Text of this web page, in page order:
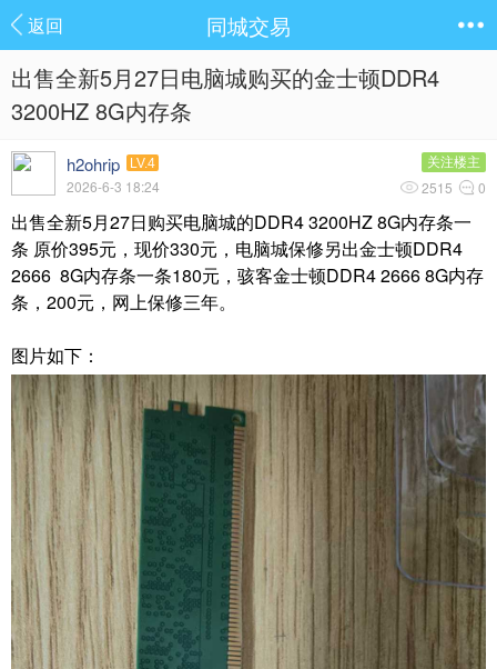
返回 同城交易
出售全新5月27日电脑城购买的金士顿DDR4
3200HZ 8G内存条
h2ohrip LV.4
2026-6-3 18:24
关注楼主
2515 0
出售全新5月27日购买电脑城的DDR4 3200HZ 8G内存条一
条 原价395元，现价330元，电脑城保修另出金士顿DDR4
2666 8G内存条一条180元，骇客金士顿DDR4 2666 8G内存
条，200元，网上保修三年。
图片如下：